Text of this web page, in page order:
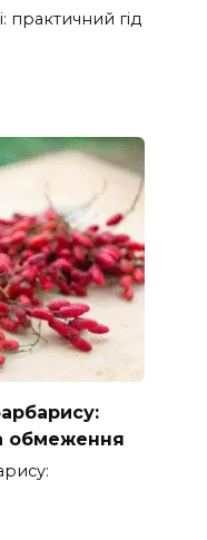
практичний гід
обмеження